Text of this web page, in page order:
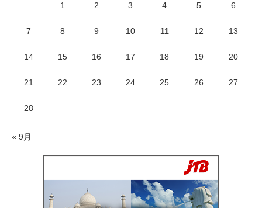
1 2 3 4 5 6
7 8 9 10 11 12 13
14 15 16 17 18 19 20
21 22 23 24 25 26 27
28
« 9月